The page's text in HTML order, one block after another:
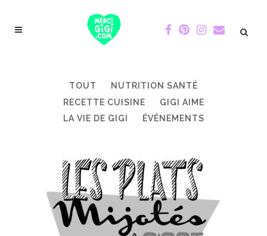
TOUT
NUTRITION SANTÉ
RECETTE CUISINE
GIGI AIME
LA VIE DE GIGI
ÉVÉNEMENTS